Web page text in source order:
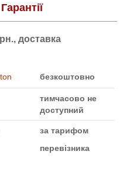
Гарантії
доставка
безкоштовно
тимчасово не
доступний
за тарифом
перевізника